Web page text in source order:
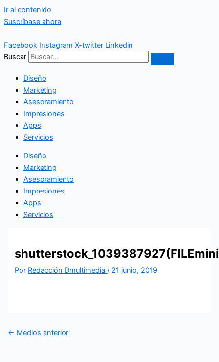
Ir al contenido
Suscríbase ahora
Facebook Instagram X-twitter Linkedin
Buscar
Diseño
Marketing
Asesoramiento
Impresiones
Apps
Servicios
Diseño
Marketing
Asesoramiento
Impresiones
Apps
Servicios
Por Redacción Dmultimedia/ 21 junio, 2019
← Medios anterior